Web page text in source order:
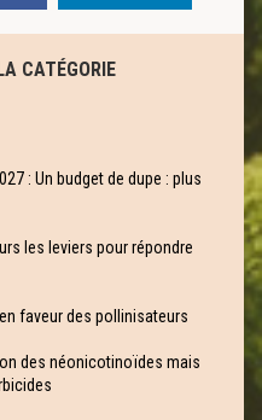
CATÉGORIE
: Un budget de dupe : plus
les leviers pour répondre
faveur des pollinisateurs
des néonicotinoïdes mais